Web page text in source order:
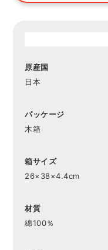
原産国
日本
パッケージ
木箱
箱サイズ
26×38×4.4cm
材質
綿100％